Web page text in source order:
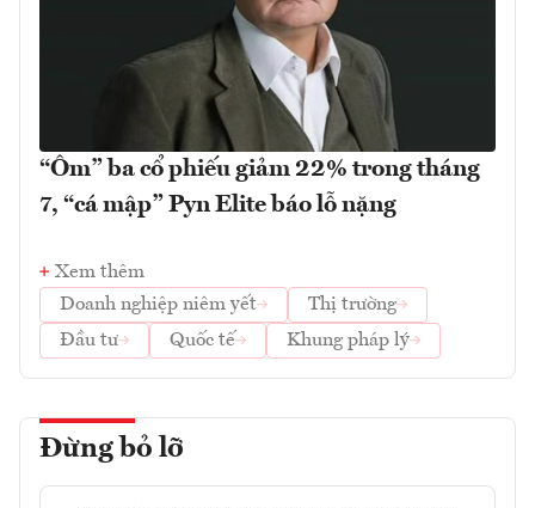
“Ôm” ba cổ phiếu giảm 22% trong tháng
7, “cá mập” Pyn Elite báo lỗ nặng
Xem thêm
Doanh nghiệp niêm yết
Thị trường
Đầu tư
Quốc tế Khung pháp lý
Đừng bỏ lỡ